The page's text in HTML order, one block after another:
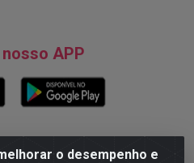
o desempenho e
nosso APP
Pagamento